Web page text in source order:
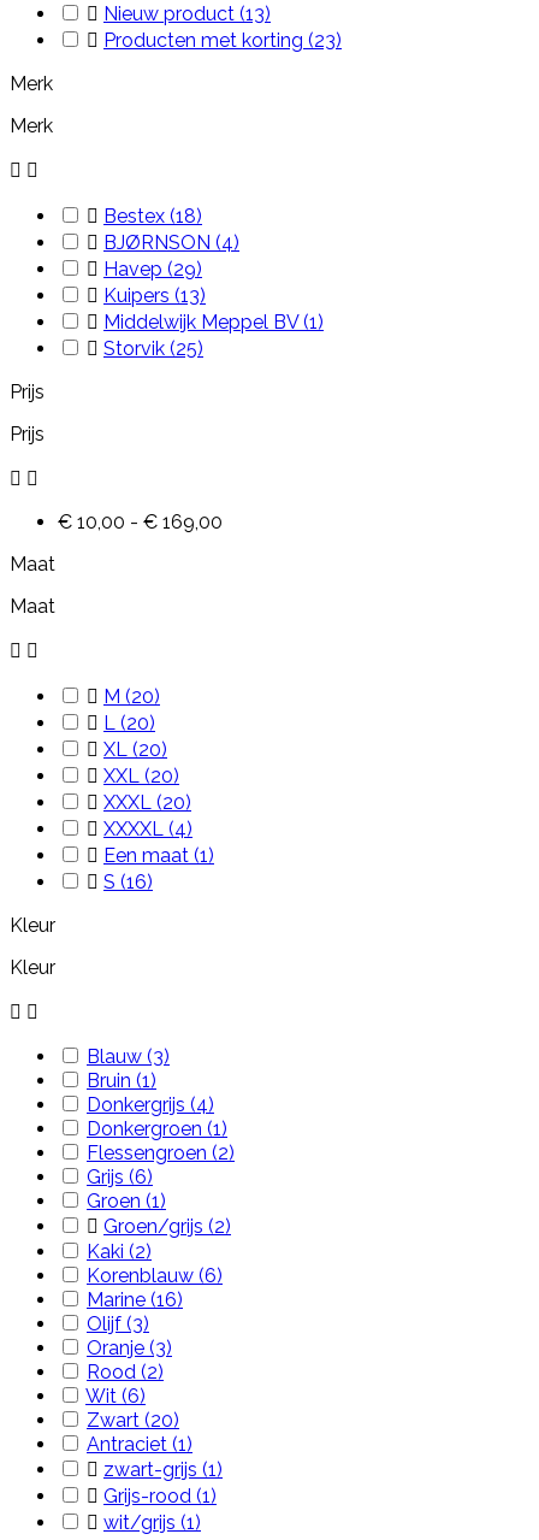
 Nieuw product (13)
 Producten met korting (23)
Merk
Merk
 
 Bestex (18)
 BJØRNSON (4)
 Havep (29)
 Kuipers (13)
 Middelwijk Meppel BV(1)
 Storvik (25)
Prijs
Prijs
 
€ 10,00 - € 169,00
Maat
Maat
 
 M (20)
 L (20)
 XL (20)
 XXL (20)
 XXXL (20)
 XXXXL (4)
 Een maat (1)
 S (16)
Kleur
Kleur
 
Blauw (3)
Bruin (1)
Donkergrijs (4)
Donkergroen (1)
Flessengroen (2)
Grijs (6)
Groen (1)
 Groen/grijs (2)
Kaki (2)
Korenblauw (6)
Marine (16)
Olijf (3)
Oranje (3)
Rood (2)
Wit (6)
Zwart (20)
Antraciet (1)
 zwart-grijs (1)
 Grijs-rood (1)
 wit/grijs (1)